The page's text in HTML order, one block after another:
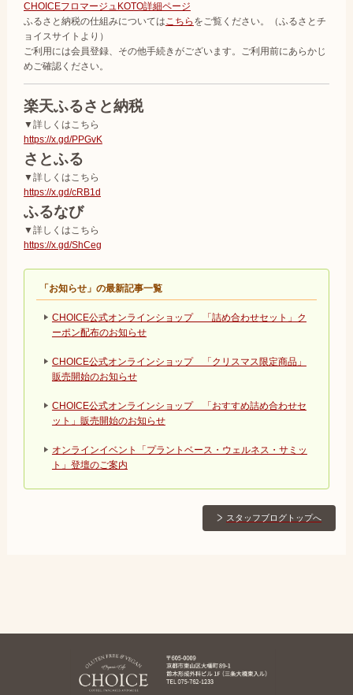
CHOICEフロマージュKOTO詳細ページ
ふるさと納税の仕組みについてはこちら をご覧ください。（ふるさとチ
ョイスサイトより）
ご利用には会員登録、その他手続きがございます。ご利用前にあらかじ
めご確認ください。
楽天ふるさと納税
▼詳しくはこちら
https://x.gd/PPGvK
さとふる
▼詳しくはこちら
https://x.gd/cRB1d
ふるなび
▼詳しくはこちら
https://x.gd/ShCeg
「お知らせ」の最新記事一覧
CHOICE公式オンラインショップ 「詰め合わせセット」ク
ーポン配布のお知らせ
CHOICE公式オンラインショップ 「クリスマス限定商品」
販売開始のお知らせ
CHOICE公式オンラインショップ 「おすすめ詰め合わせセ
ット」販売開始のお知らせ
オンラインイベント「プラントベース・ウェルネス・サミッ
ト」登壇のご案内
スタッフブログトップへ